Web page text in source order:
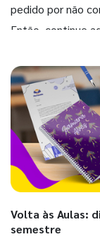
pedido por não
Então, continue
Volta às Aulas:
semestre